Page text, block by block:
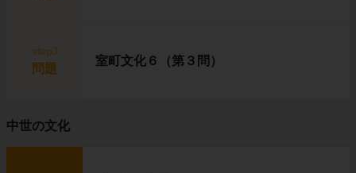
step3
問題
室町文化６（第３問）
中世の文化